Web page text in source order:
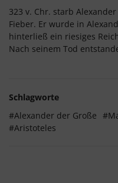
323 v. Chr. starb
Fieber. Er wurde in
hinterließ ein riesiges
Nach seinem Tod
Schlagworte
#Alexander der Große
#Aristoteles